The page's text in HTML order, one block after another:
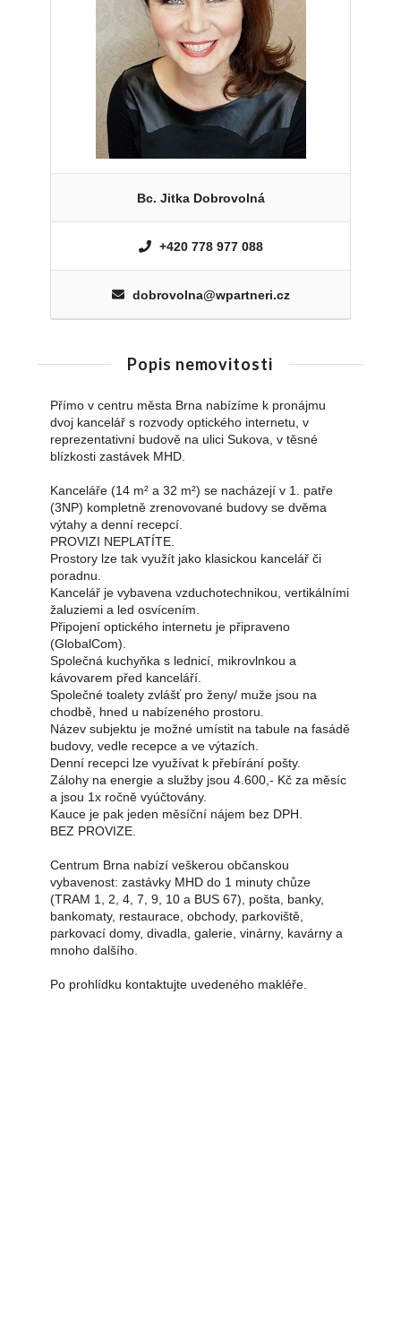
Bc. Jitka Dobrovolná
+420 778 977 088
dobrovolna@wpartneri.cz
Popis nemovitosti
Přímo v centru města Brna nabízíme k pronájmu
dvoj kancelář s rozvody optického internetu, v
reprezentativní budově na ulici Sukova, v těsné
blízkosti zastávek MHD.
Kanceláře (14 m² a 32 m²) se nacházejí v 1. patře
(3NP) kompletně zrenovované budovy se dvěma
výtahy a denní recepcí.
PROVIZI NEPLATÍTE.
Prostory lze tak využít jako klasickou kancelář či
poradnu.
Kancelář je vybavena vzduchotechnikou, vertikálními
žaluziemi a led osvícením.
Připojení optického internetu je připraveno
(GlobalCom).
Společná kuchyňka s lednicí, mikrovlnkou a
kávovarem před kanceláří.
Společné toalety zvlášť pro ženy/ muže jsou na
chodbě, hned u nabízeného prostoru.
Název subjektu je možné umístit na tabule na fasádě
budovy, vedle recepce a ve výtazích.
Denní recepci lze využívat k přebírání pošty.
Zálohy na energie a služby jsou 4.600,- Kč za měsíc
a jsou 1x ročně vyúčtovány.
Kauce je pak jeden měsíční nájem bez DPH.
BEZ PROVIZE.
Centrum Brna nabízí veškerou občanskou
vybavenost: zastávky MHD do 1 minuty chůze
(TRAM 1, 2, 4, 7, 9, 10 a BUS 67), pošta, banky,
bankomaty, restaurace, obchody, parkoviště,
parkovací domy, divadla, galerie, vinárny, kavárny a
mnoho dalšího.
Po prohlídku kontaktujte uvedeného makléře.